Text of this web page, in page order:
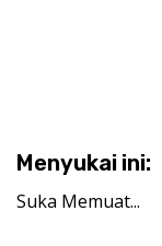
Menyukai ini:
Suka Memuat...